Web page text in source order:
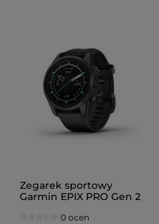
Zegarek sportowy
Garmin EPIX PRO Gen 2
0 ocen